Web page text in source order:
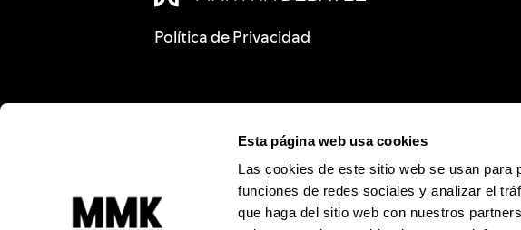
Esta página web usa cookies
Las cookies de este sitio web se usan
funciones de redes sociales y analizar el
que haga del sitio web con nuestros
Política de Privacidad